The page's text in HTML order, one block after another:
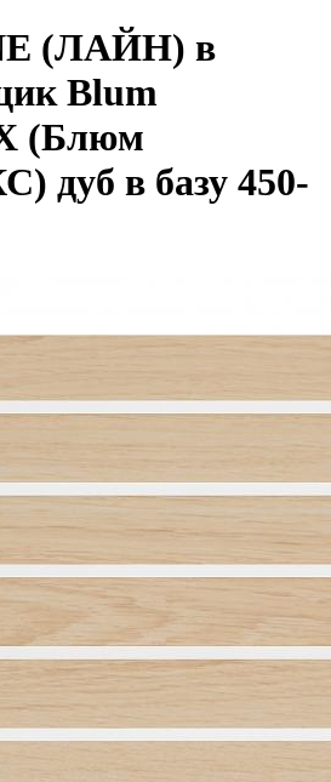
(ЛАЙН) в
Blum
(Блюм
дуб в базу 450-